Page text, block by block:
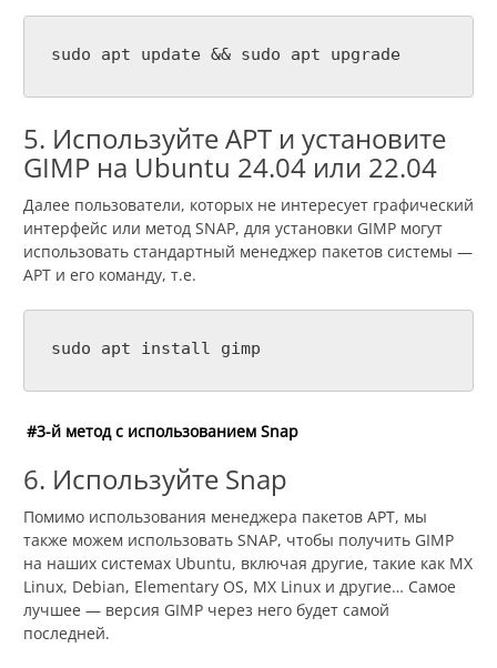
sudo apt update && sudo apt upgrade
5. Используйте APT и установите
GIMP на Ubuntu 24.04 или 22.04
Далее пользователи, которых не интересует графический
интерфейс или метод SNAP, для установки GIMP могут
использовать стандартный менеджер пакетов системы —
APT и его команду, т.е.
sudo apt install gimp
#3-й метод с использованием Snap
6. Используйте Snap
Помимо использования менеджера пакетов APT, мы
также можем использовать SNAP, чтобы получить GIMP
на наших системах Ubuntu, включая другие, такие как MX
Linux, Debian, Elementary OS, MX Linux и другие… Самое
лучшее — версия GIMP через него будет самой
последней.